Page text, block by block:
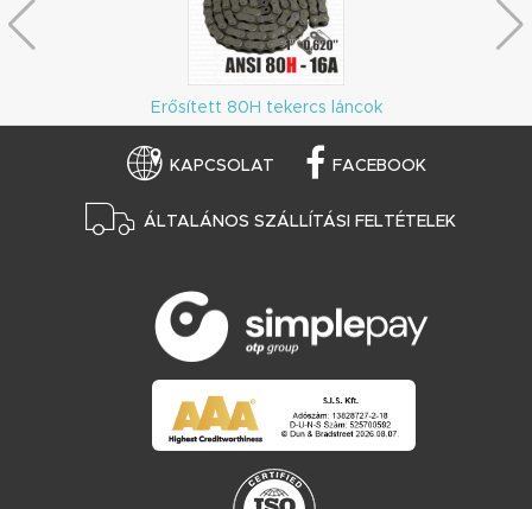
Erősített 80H tekercs láncok
KAPCSOLAT FACEBOOK
ÁLTALÁNOS SZÁLLÍTÁSI FELTÉTELEK